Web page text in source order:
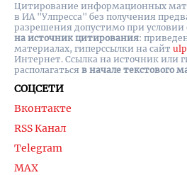
СОЦСЕТИ
Вконтакте
RSS Канал
Telegram
MAX
Цитирование информационных
в ИА "Улпресса" без получения
разрешения допустимо при условии
на источник цитирования:
материалах, гиперссылки на cайт
Интернет. Ссылка на источник или
располагаться в начале текстового